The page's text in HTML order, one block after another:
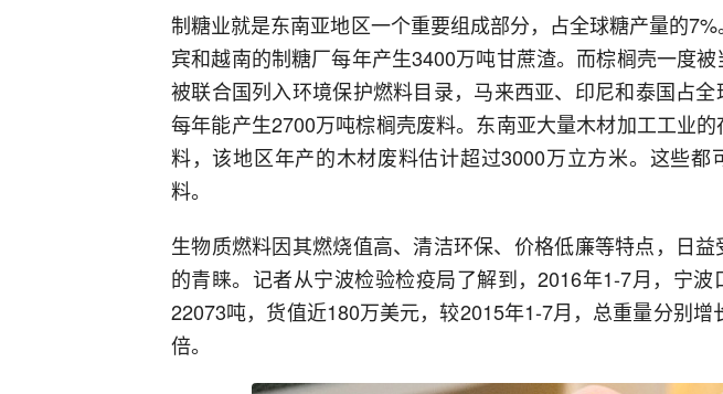
制糖业就是东南亚地区一个重要组成部分，占全球糖产量的
宾和越南的制糖厂每年产生3400万吨甘蔗渣。而棕榈壳一度
被联合国列入环境保护燃料目录，马来西亚、印尼和泰国占全
每年能产生2700万吨棕榈壳废料。东南亚大量木材加工工业
料，该地区年产的木材废料估计超过3000万立方米。这些都
料。
生物质燃料因其燃烧值高、清洁环保、价格低廉等特点，日
的青睐。记者从宁波检验检疫局了解到，2016年1-7月，宁
22073吨，货值近180万美元，较2015年1-7月，总重量分别增
倍。